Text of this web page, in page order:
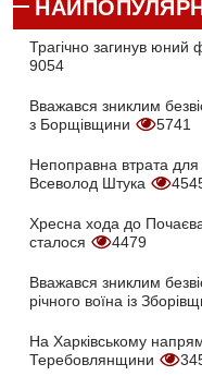
Трагічно загинув юний
9054
Вважався зниклим
з Борщівщини
5741
Непоправна втрата для
Всеволод Штука
Хресна хода до
сталося
4479
Вважався зниклим
річного воїна із
На Харківському
Теребовлянщини